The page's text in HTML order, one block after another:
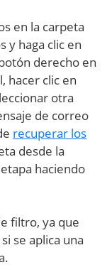
en la carpeta
y haga clic en
derecho en
hacer clic en
otra
de correo
recuperar los
desde la
haciendo
filtro, ya que
se aplica una